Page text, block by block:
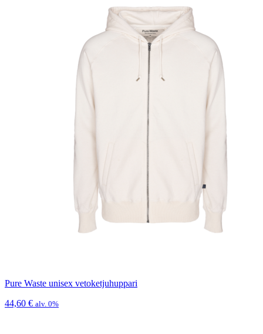
Pure Waste unisex vetoketjuhuppari
44,60 € alv. 0%